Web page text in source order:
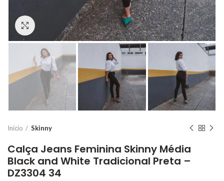
Click to enlarge
Início Skinny
Calça Jeans Feminina Skinny Média
Black and White Tradicional Preta –
DZ3304 34